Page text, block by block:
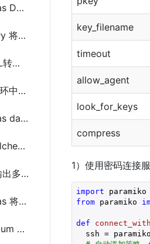
Python pandas DataFrame转换成NumPy中array数组的方法及示例代码
Python NumPy 将其中的array数组存储到csv文件的方法及示例代码
Python 将XML转换成JSON数据的方法总结
Python for 循环中访问index索引的方法及示例代码
Python pandas dataframe iloc 和 loc 的用法及区别
Python SQLAlchemy查询结果使用json.dumps()转成JSON字符串方法
Python 打印输出多个三角形组成的三角形
Python pandas 将DataFrame两列合成一列的方法
Python Selenium ChromeDriver 获取指定标签元素内的html
key_filename
timeout
allow_agent
look_for_keys
compress
1）使用密码连接
import
from paramiko
def
ssh =